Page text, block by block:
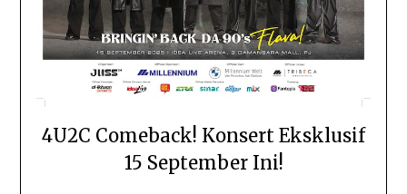
4U2C Comeback! Konsert Eksklusif
15 September Ini!